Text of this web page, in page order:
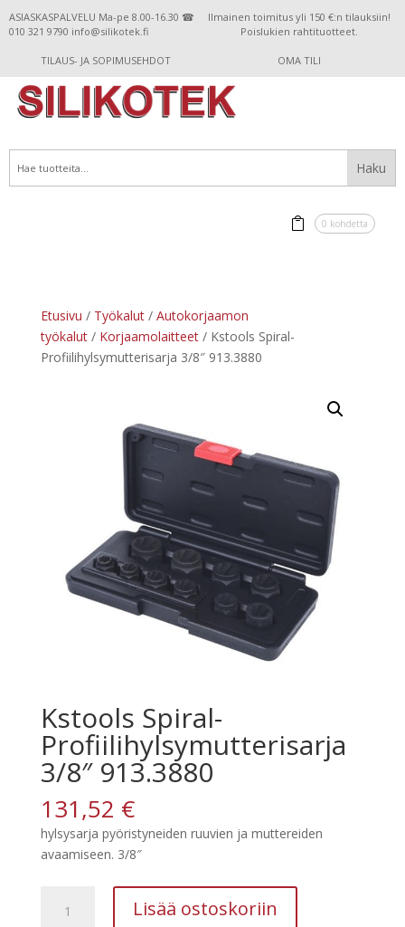
ASIASKASPALVELU Ma-pe 8.00-16.30 ☎
010 321 9790 info@silikotek.fi
Ilmainen toimitus yli 150 €:n tilauksiin!
Poislukien rahtituotteet.
TILAUS- JA SOPIMUSEHDOT OMA TILI
0 kohdetta
Etusivu / Työkalut/ Autokorjaamon
työkalut/ Korjaamolaitteet/ Kstools Spiral-
Profiilihylsymutterisarja 3/8″ 913.3880
Kstools Spiral-
Profiilihylsymutterisarja
3/8″ 913.3880
131,52 €
hylsysarja pyöristyneiden ruuvien ja muttereiden
avaamiseen. 3/8″
Spiral-
Lisää ostoskoriin